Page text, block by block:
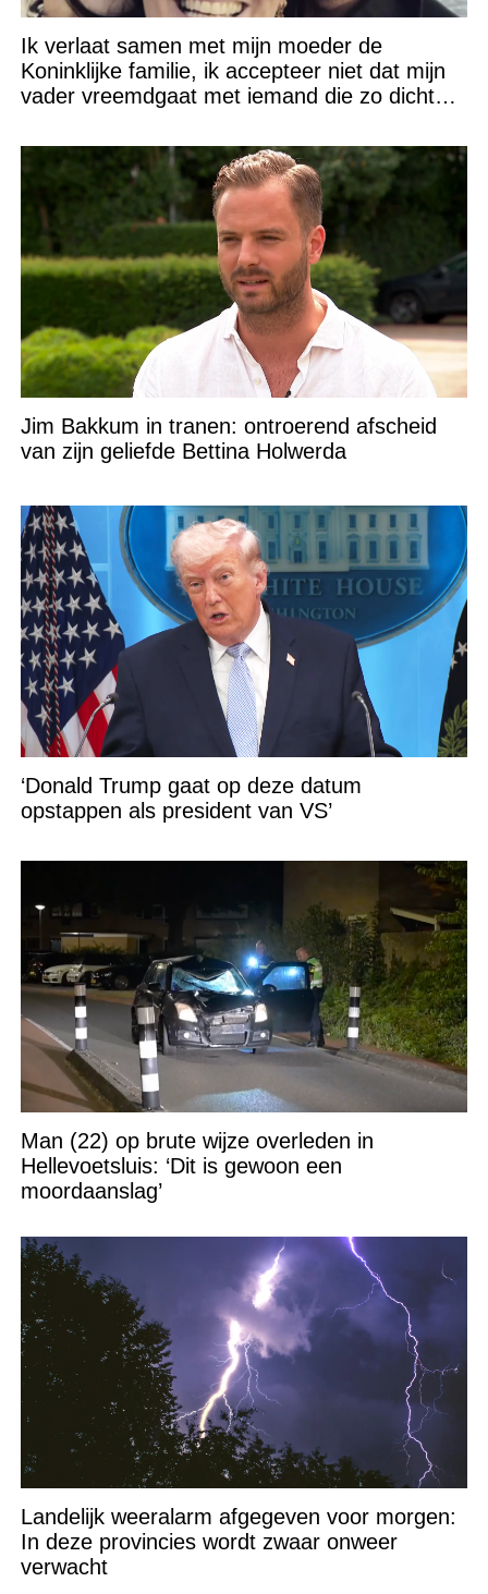
Ik verlaat samen met mijn moeder de
Koninklijke familie, ik accepteer niet dat mijn
vader vreemdgaat met iemand die zo dichtbij
Jim Bakkum in tranen: ontroerend afscheid
van zijn geliefde Bettina Holwerda
‘Donald Trump gaat op deze datum
opstappen als president van VS’
Man (22) op brute wijze overleden in
Hellevoetsluis: ‘Dit is gewoon een
moordaanslag’
Landelijk weeralarm afgegeven voor morgen:
In deze provincies wordt zwaar onweer
verwacht